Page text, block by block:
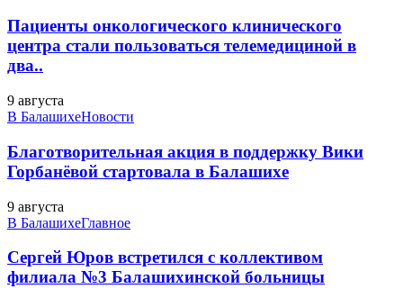
Пациенты онкологического клинического
центра стали пользоваться телемедициной в
два..
9 августа
В БалашихеНовости
Благотворительная акция в поддержку Вики
Горбанёвой стартовала в Балашихе
9 августа
В БалашихеГлавное
Сергей Юров встретился с коллективом
филиала №3 Балашихинской больницы